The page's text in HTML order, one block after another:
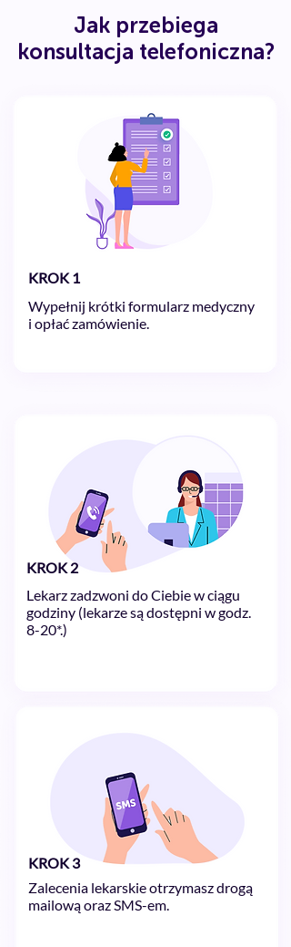
Jak przebiega
konsultacja telefoniczna?
Wypełnij krótki formularz medyczny
i opłać zamówienie.
KROK 1
KROK 2
Lekarz zadzwoni do Ciebie w ciągu
godziny (lekarze są dostępni w godz.
8-20*.)
KROK 3
Zalecenia lekarskie otrzymasz drogą
mailową oraz SMS-em.